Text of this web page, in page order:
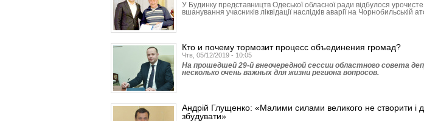
У Будинку представництв Одеської обласної ради відбулося
вшанування учасників ліквідації наслідків аварії на Чорнобильській
Кто и почему тормозит процесс объединения громад?
Чтв, 05/12/2019 - 10:05
На прошедшей 29-й внеочередной сессии областного совета
несколько очень важных для жизни региона вопросов.
Андрій Глущенко: «Малими силами великого не створити і
збудувати»